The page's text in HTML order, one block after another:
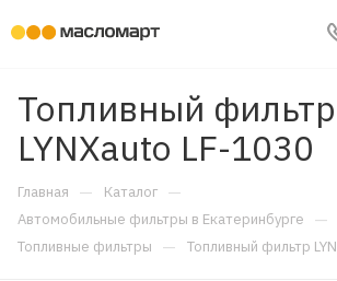
Топливный фильтр
LYNXauto LF-1030
Главная — Каталог —
Автомобильные фильтры в Екатеринбурге —
Топливные фильтры — Топливный фильтр